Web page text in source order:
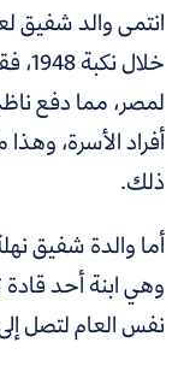
انتمى والد شفيق
خلال
لمصر، مما دفع
أفراد الأسرة،
ذلك.
أما والدة شفيق
وهي ابنة أحد
نفس العام لتصل إلى